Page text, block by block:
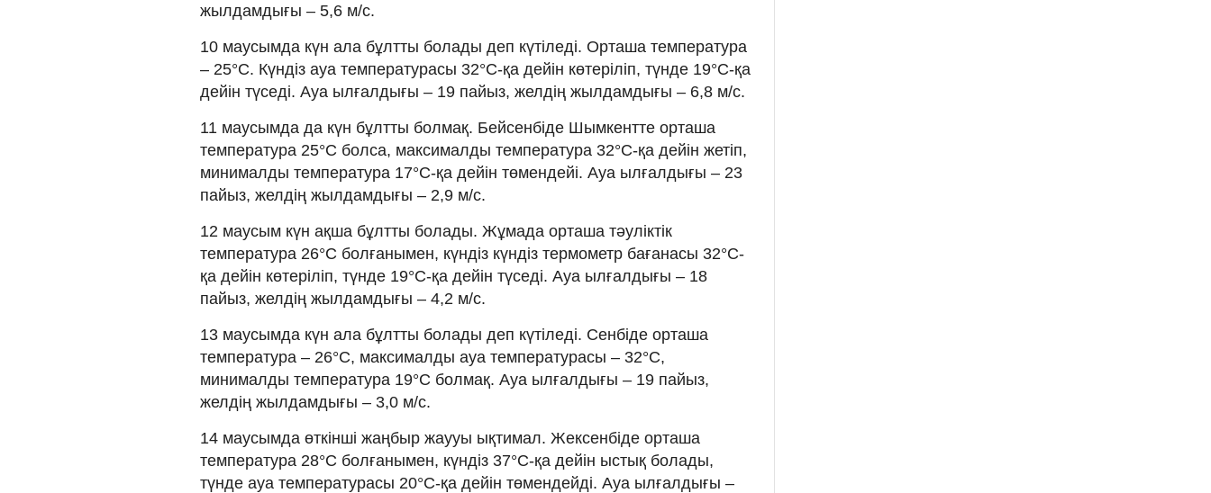
жылдамдығы – 5,6 м/с.
10 маусымда күн ала бұлтты болады деп күтіледі. Орташа температура
– 25°C. Күндіз ауа температурасы 32°C-қа дейін көтеріліп, түнде 19°C-қа
дейін түседі. Ауа ылғалдығы – 19 пайыз, желдің жылдамдығы – 6,8 м/с.
11 маусымда да күн бұлтты болмақ. Бейсенбіде Шымкентте орташа
температура 25°C болса, максималды температура 32°C-қа дейін жетіп,
минималды температура 17°C-қа дейін төмендейі. Ауа ылғалдығы – 23
пайыз, желдің жылдамдығы – 2,9 м/с.
12 маусым күн ақша бұлтты болады. Жұмада орташа тәуліктік
температура 26°C болғанымен, күндіз күндіз термометр бағанасы 32°C-
қа дейін көтеріліп, түнде 19°C-қа дейін түседі. Ауа ылғалдығы – 18
пайыз, желдің жылдамдығы – 4,2 м/с.
13 маусымда күн ала бұлтты болады деп күтіледі. Сенбіде орташа
температура – 26°C, максималды ауа температурасы – 32°C,
минималды температура 19°C болмақ. Ауа ылғалдығы – 19 пайыз,
желдің жылдамдығы – 3,0 м/с.
14 маусымда өткінші жаңбыр жаууы ықтимал. Жексенбіде орташа
температура 28°C болғанымен, күндіз 37°C-қа дейін ыстық болады,
түнде ауа температурасы 20°C-қа дейін төмендейді. Ауа ылғалдығы –